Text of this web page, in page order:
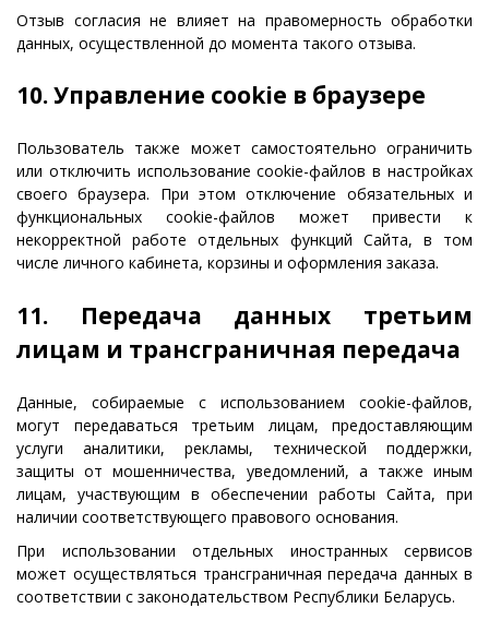
Отзыв согласия не влияет на правомерность обработки
данных, осуществленной до момента такого отзыва.
10. Управление cookie в браузере
Пользователь также может самостоятельно ограничить
или отключить использование cookie-файлов в настройках
своего браузера. При этом отключение обязательных и
функциональных cookie-файлов может привести к
некорректной работе отдельных функций Сайта, в том
числе личного кабинета, корзины и оформления заказа.
11. Передача данных третьим
лицам и трансграничная передача
Данные, собираемые с использованием cookie-файлов,
могут передаваться третьим лицам, предоставляющим
услуги аналитики, рекламы, технической поддержки,
защиты от мошенничества, уведомлений, а также иным
лицам, участвующим в обеспечении работы Сайта, при
наличии соответствующего правового основания.
При использовании отдельных иностранных сервисов
может осуществляться трансграничная передача данных в
соответствии с законодательством Республики Беларусь.